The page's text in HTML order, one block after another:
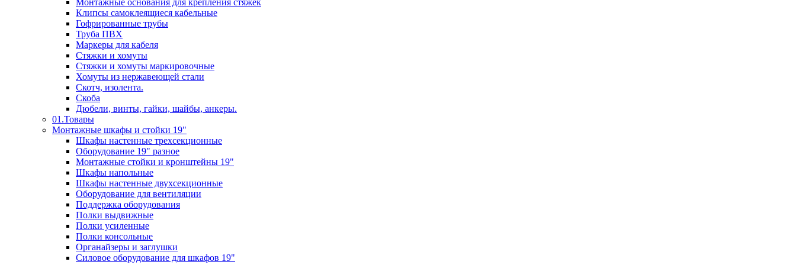
Монтажные основания для крепления стяжек
Клипсы самоклеящиеся кабельные
Гофрированные трубы
Труба ПВХ
Маркеры для кабеля
Стяжки и хомуты
Стяжки и хомуты маркировочные
Хомуты из нержавеющей стали
Скотч, изолента.
Скоба
Дюбели, винты, гайки, шайбы, анкеры.
01.Товары
Монтажные шкафы и стойки 19"
Шкафы настенные трехсекционные
Оборудование 19" разное
Монтажные стойки и кронштейны 19"
Шкафы напольные
Шкафы настенные двухсекционные
Оборудование для вентиляции
Поддержка оборудования
Полки выдвижные
Полки усиленные
Полки консольные
Органайзеры и заглушки
Силовое оборудование для шкафов 19"